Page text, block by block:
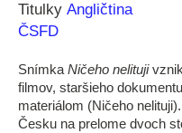
Titulky Angličtina
ČSFD
Snímka Ničeho nelituji
filmov, staršieho
materiálom (Ničeho
Česku na prelome dvoch